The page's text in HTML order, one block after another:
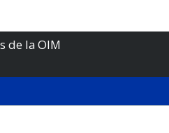
de la OIM